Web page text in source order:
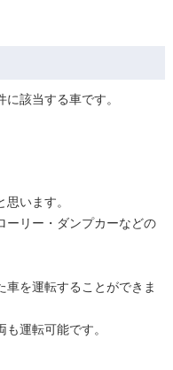
該当する車です。
います。
ーリー・ダンプカーなどの
車を運転することができま
運転可能です。